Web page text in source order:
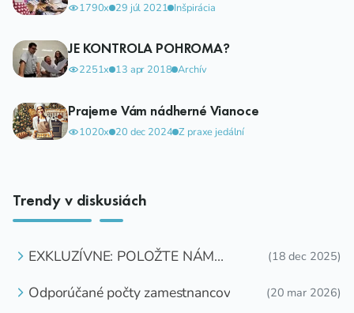
1790x 29 júl 2021 Inšpirácia
JE KONTROLA POHROMA?
2251x 13 apr 2018 Archív
Prajeme Vám nádherné Vianoce
1020x 20 dec 2024 Z praxe jedální
Trendy v diskusiách
EXKLUZÍVNE: POLOŽTE NÁM
(18 dec 2025)
Odporúčané počty zamestnancov (20 mar 2026)